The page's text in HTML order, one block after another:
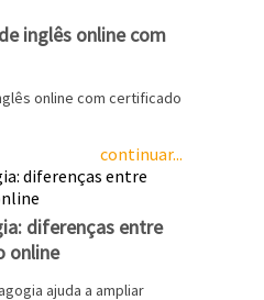
inglês online com
online com certificado
continuar...
diferenças entre
online
ajuda a ampliar